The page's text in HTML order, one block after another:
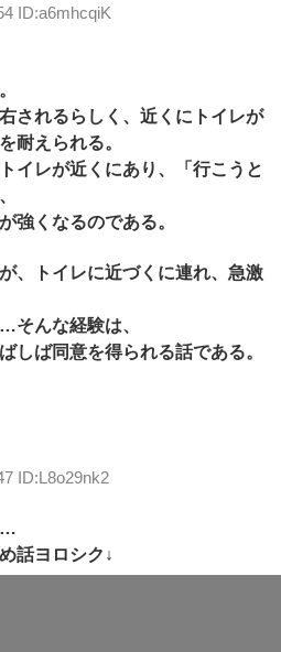
ID:a6mhcqiK
されるらしく、近くにトイレが
耐えられる。
イレが近くにあり、「行こうと
強くなるのである。
、トイレに近づくに連れ、急激
そんな経験は、
しば同意を得られる話である。
ID:L8o29nk2
…
話ヨロシク↓